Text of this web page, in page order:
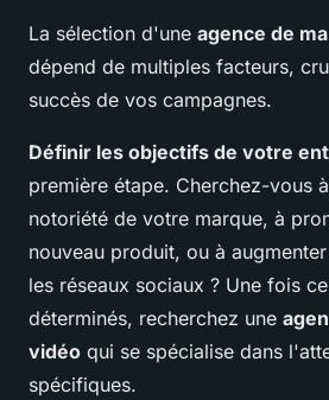
La sélection d'une agence de
dépend de multiples facteurs,
succès de vos campagnes.
Définir les objectifs de votre
première étape. Cherchez-vous
notoriété de votre marque, à
nouveau produit, ou à
les réseaux sociaux ? Une fois
déterminés, recherchez une
vidéo qui se spécialise dans
spécifiques.